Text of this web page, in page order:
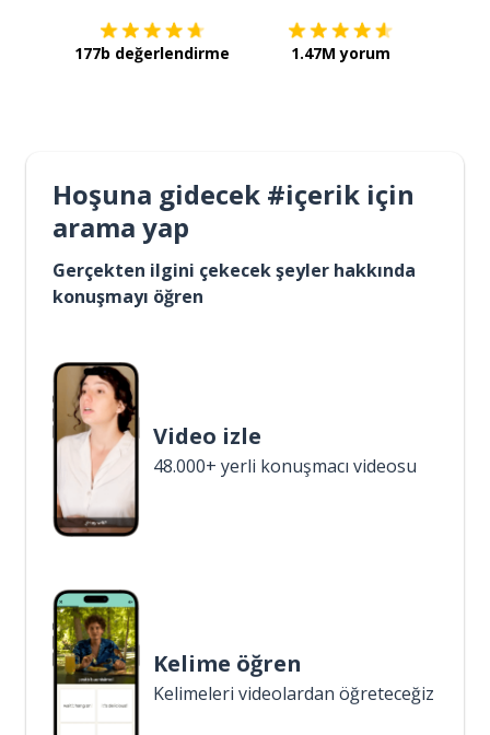
177b değerlendirme 1.47M yorum
Hoşuna gidecek #içerik için
arama yap
Gerçekten ilgini çekecek şeyler hakkında
konuşmayı öğren
Video izle
48.000+ yerli konuşmacı videosu
Kelime öğren
Kelimeleri videolardan öğreteceğiz